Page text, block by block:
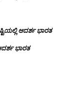
ಆದರ್ಶ ಭಾರತ
ಭಾರತ